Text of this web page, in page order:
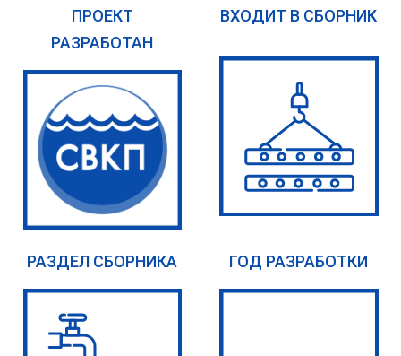
ПРОЕКТ
РАЗРАБОТАН
ВХОДИТ В СБОРНИК
РАЗДЕЛ СБОРНИКА ГОД РАЗРАБОТКИ